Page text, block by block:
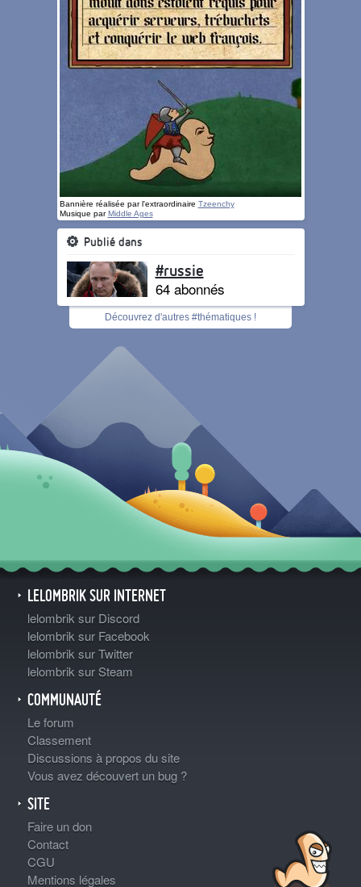
Bannière réalisée par l'extraordinaire Tzeenchy
Musique par Middle Ages
Publié dans
#russie
64 abonnés
Découvrez d'autres #thématiques !
LELOMBRIK SUR INTERNET
lelombrik sur Discord
lelombrik sur Facebook
lelombrik sur Twitter
lelombrik sur Steam
COMMUNAUTÉ
Le forum
Classement
Discussions à propos du site
Vous avez découvert un bug ?
SITE
Faire un don
Contact
CGU
Mentions légales